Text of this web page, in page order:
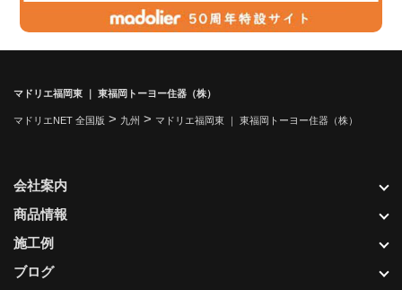
マドリエ福岡東 ｜ 東福岡トーヨー住器（株）
マドリエNET 全国版 > 九州 > マドリエ福岡東 ｜ 東福岡トーヨー住器（株）
会社案内
商品情報
施工例
ブログ